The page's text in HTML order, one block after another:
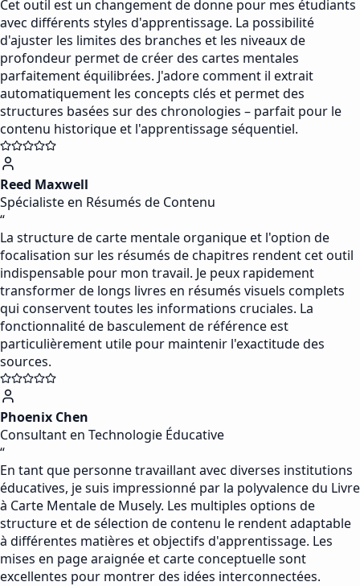
Cet outil est un changement de donne pour mes étudiants
avec différents styles d'apprentissage. La possibilité
d'ajuster les limites des branches et les niveaux de
profondeur permet de créer des cartes mentales
parfaitement équilibrées. J'adore comment il extrait
automatiquement les concepts clés et permet des
structures basées sur des chronologies – parfait pour le
contenu historique et l'apprentissage séquentiel.
Reed Maxwell
Spécialiste en Résumés de Contenu
“
La structure de carte mentale organique et l'option de
focalisation sur les résumés de chapitres rendent cet outil
indispensable pour mon travail. Je peux rapidement
transformer de longs livres en résumés visuels complets
qui conservent toutes les informations cruciales. La
fonctionnalité de basculement de référence est
particulièrement utile pour maintenir l'exactitude des
sources.
Phoenix Chen
Consultant en Technologie Éducative
“
En tant que personne travaillant avec diverses institutions
éducatives, je suis impressionné par la polyvalence du Livre
à Carte Mentale de Musely. Les multiples options de
structure et de sélection de contenu le rendent adaptable
à différentes matières et objectifs d'apprentissage. Les
mises en page araignée et carte conceptuelle sont
excellentes pour montrer des idées interconnectées.